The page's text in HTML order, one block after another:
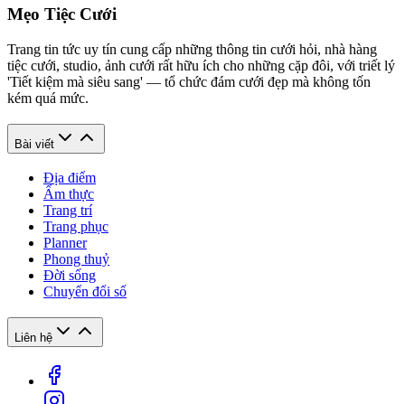
Mẹo Tiệc Cưới
Trang tin tức uy tín cung cấp những thông tin cưới hỏi, nhà hàng
tiệc cưới, studio, ảnh cưới rất hữu ích cho những cặp đôi, với triết lý
'Tiết kiệm mà siêu sang' — tổ chức đám cưới đẹp mà không tốn
kém quá mức.
Bài viết
Địa điểm
Ẩm thực
Trang trí
Trang phục
Planner
Phong thuỷ
Đời sống
Chuyển đổi số
Liên hệ